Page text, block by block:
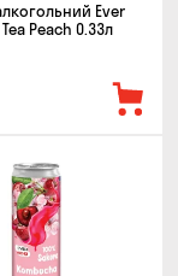
Ever
Peach 0.33л